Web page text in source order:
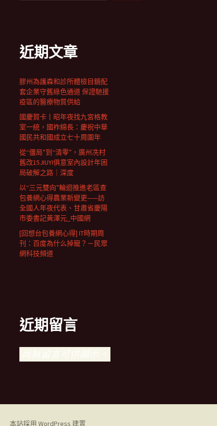
近期文章
膠州為護森和診所體檢目鏡配
套企業守舊綠色通道 保證馳援
疫區的醫療物質供給
國慶賀卡丨昭年夜找九宮格教
室一統，國祚綿長：慶祝中華
國民共和國成立七十周圍年
從“僵局”到“清零”，廣州冼村
舊改15JIUYI俱意室內設計年困
局破解之路｜深度
以“三元雙向”輪迴推進老區查
包養網心得農業新變更——訪
全國人年夜代表、甘肅省慶陽
市委書記黃澤元_中國網
[回想台包養網心得] IT時期周
刊：百度為什么掉寵？－民眾
網科技頻道
近期留言
尚無留言可供顯示。
本站採用 WordPress 建置